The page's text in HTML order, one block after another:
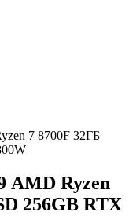
7 8700F 32ГБ
AMD Ryzen
256GB RTX